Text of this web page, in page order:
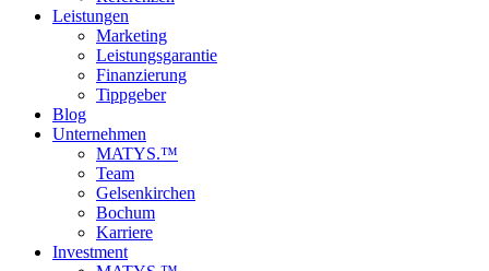
Leistungen
Marketing
Leistungsgarantie
Finanzierung
Tippgeber
Blog
Unternehmen
MATYS.™
Team
Gelsenkirchen
Bochum
Karriere
Investment